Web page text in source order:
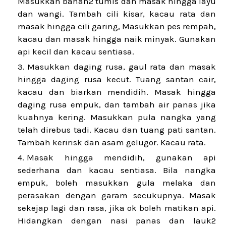
dan wangi. Tambah cili kisar, kacau rata dan
masak hingga cili garing, Masukkan pes rempah,
kacau dan masak hingga naik minyak. Gunakan
api kecil dan kacau sentiasa.
Masukkan daging rusa, gaul rata dan masak
hingga daging rusa kecut. Tuang santan cair,
kacau dan biarkan mendidih. Masak hingga
daging rusa empuk, dan tambah air panas jika
kuahnya kering. Masukkan pula nangka yang
telah direbus tadi. Kacau dan tuang pati santan.
Tambah keririsk dan asam gelugor. Kacau rata.
Masak hingga mendidih, gunakan api
sederhana dan kacau sentiasa. Bila nangka
empuk, boleh masukkan gula melaka dan
perasakan dengan garam secukupnya. Masak
sekejap lagi dan rasa, jika ok boleh matikan api.
Hidangkan dengan nasi panas dan lauk2